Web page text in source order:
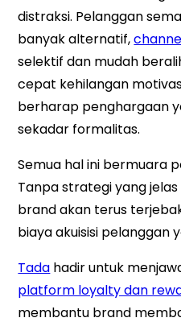
distraksi. Pelanggan
banyak alternatif,
selektif dan mudah
cepat kehilangan
berharap penghargaan
sekadar formalitas.
Semua hal ini bermuara
Tanpa strategi yang
brand akan terus
biaya akuisisi pelanggan
Tada hadir untuk
platform loyalty dan
membantu brand